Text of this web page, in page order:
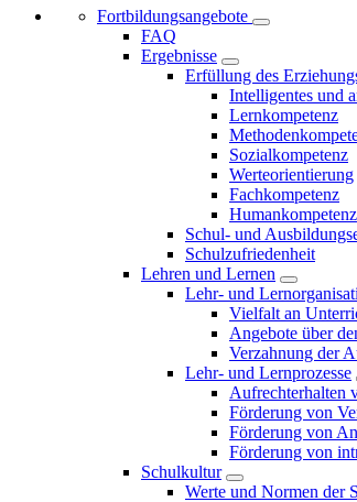
Fortbildungsangebote
FAQ
Ergebnisse
Erfüllung des
Intelligentes und
Lernkompetenz
Sozialkompetenz
Werteorientierung
Fachkompetenz
Humankompetenz
Schul- und
Schulzufriedenheit
Lehren und Lernen
Lehr- und
Vielfalt an
Angebote über
Verzahnung der
Lehr- und Lernprozesse
Aufrechterhalten
Förderung von
Förderung von
Förderung von
Schulkultur
Werte und Normen der